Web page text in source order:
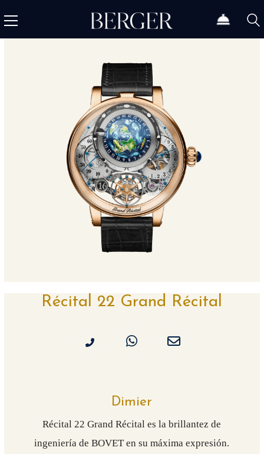
Récital 22 Grand Récital
Dimier
Récital 22 Grand Récital es la brillantez de
ingeniería de BOVET en su máxima expresión.